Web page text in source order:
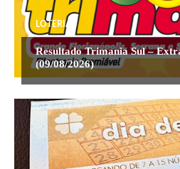
LOTERIA
Resultado Trimania Sul –
(09/08/2026)